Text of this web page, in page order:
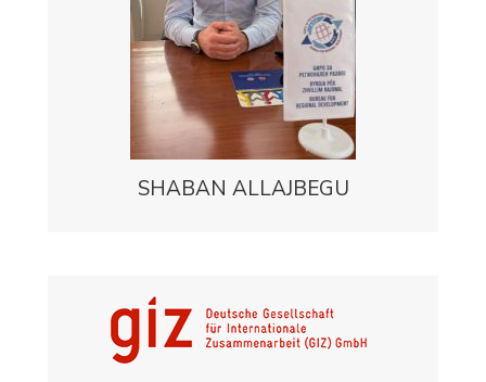
SHABAN ALLAJBEGU